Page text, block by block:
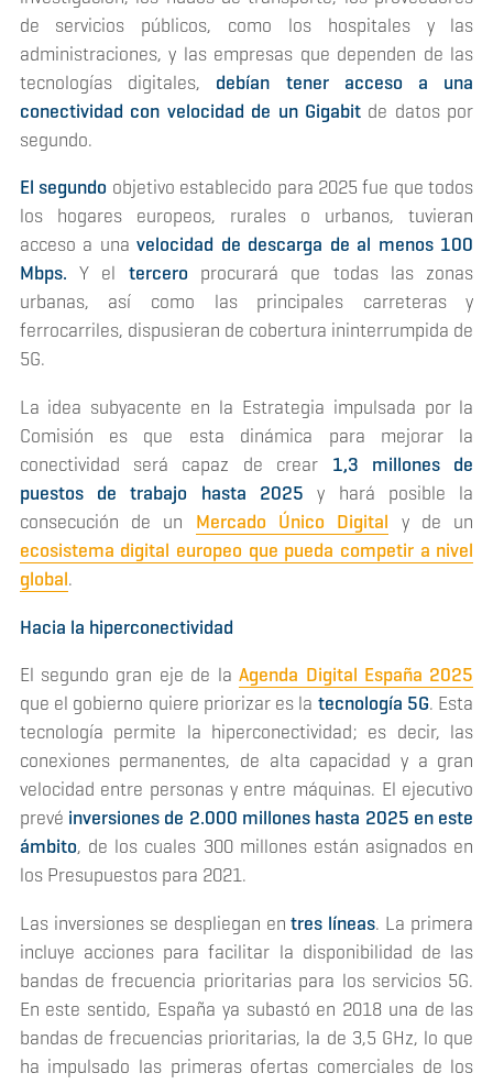
de servicios públicos, como los hospitales y las
administraciones, y las empresas que dependen de las
tecnologías digitales, debían tener acceso a una
conectividad con velocidad de un Gigabit de datos por
segundo.
El segundo objetivo establecido para 2025 fue que todos
los hogares europeos, rurales o urbanos, tuvieran
acceso a unavelocidad de descarga de al menos 100
Mbps. Y el tercero procurará que todas las zonas
urbanas, así como las principales carreteras y
ferrocarriles, dispusieran de cobertura ininterrumpida de
5G.
La idea subyacente en la Estrategia impulsada por la
Comisión es que esta dinámica para mejorar la
conectividad será capaz de crear 1,3 millones de
puestos de trabajo hasta 2025 y hará posible la
consecución de un Mercado Único Digital y de un
ecosistema digital europeo que pueda competir a nivel
global.
Hacia la hiperconectividad
El segundo gran eje de laAgenda Digital España 2025
que el gobierno quiere priorizar es la tecnología 5G. Esta
tecnología permite la hiperconectividad; es decir, las
conexiones permanentes, de alta capacidad y a gran
velocidad entre personas y entre máquinas. El ejecutivo
prevé inversiones de 2.000 millones hasta 2025 en este
ámbito, de los cuales 300 millones están asignados en
los Presupuestos para 2021.
Las inversiones se despliegan entres líneas. La primera
incluye acciones para facilitar la disponibilidad de las
bandas de frecuencia prioritarias para los servicios 5G.
En este sentido, España ya subastó en 2018 una de las
bandas de frecuencias prioritarias, la de 3,5 GHz, lo que
ha impulsado las primeras ofertas comerciales de los